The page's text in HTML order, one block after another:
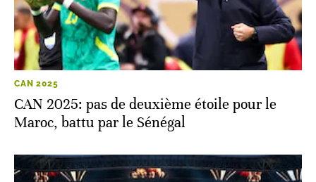
CAN 2025
CAN 2025: pas de deuxième étoile pour le
Maroc, battu par le Sénégal